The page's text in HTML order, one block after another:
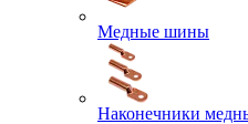
Медные шины
Наконечники